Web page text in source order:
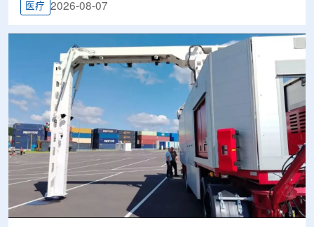
医疗 2026-08-07